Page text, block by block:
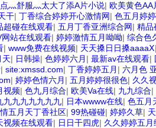
灬舒服灬太大了添A片小说| 欧美黄色AA
干| 丁香综合婷婷开心激情网| 色五月婷
超碰在线观看| 五月丁香亚洲综合网| 精品
网站在线观看| 婷婷激情五月呦呦| 综合色
| www免费在线视频| 天天搡日日搡aaaaⅩ
天| 日韩操| 色婷婷六月 | 最新av在线观看|
| site:xmssd.com| 丁香婷婷五月 | 六月色
| 婷婷色情六月 | 五月婷婷很很色| 久久
视频| 色九月综合| 欧美Va在线| 九九综合|
九九九九九九九| 日本wwww在线| 色五月
五月天丁香社区| 99热碰碰| 婷婷久草|
视频在线观看| 日日干四虎| 久久婷婷五月